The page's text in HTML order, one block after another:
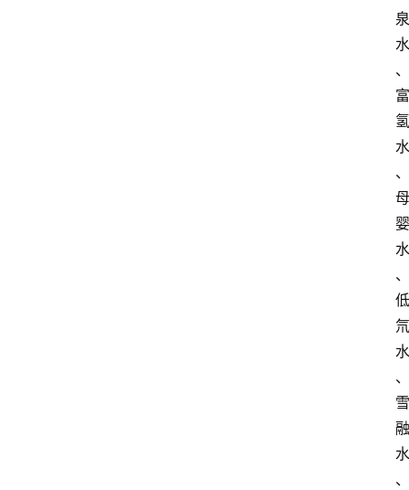
泉
水
、
富
氢
水
、
母
婴
水
、
低
氘
水
、
雪
融
水
、